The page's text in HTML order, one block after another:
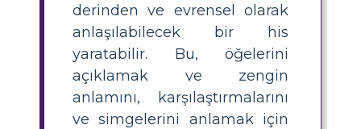
derinden ve evrensel olarak
anlaşılabilecek bir his
yaratabilir. Bu, öğelerini
açıklamak ve zengin
anlamını, karşılaştırmalarını
ve simgelerini anlamak için